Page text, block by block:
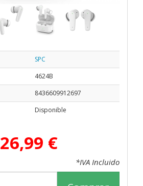
SPC
4624B
8436609912697
Disponible
26,99 €
*IVA Incluido